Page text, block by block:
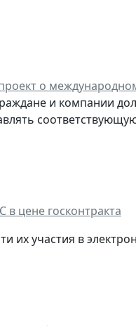
о
и компании
цене госконтракта
их участия в